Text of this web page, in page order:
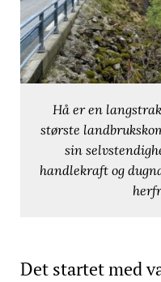
Hå er en
største
sin
handlekraft og
Det startet med